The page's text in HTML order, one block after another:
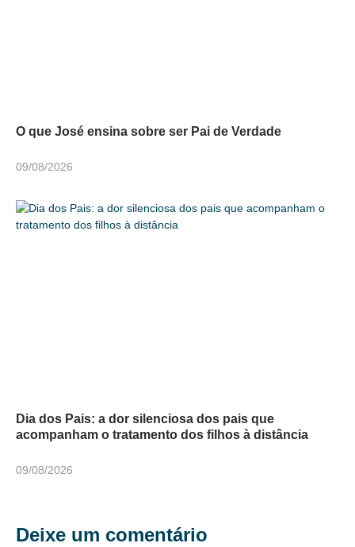
O que José ensina sobre ser Pai de Verdade
09/08/2026
Dia dos Pais: a dor silenciosa dos pais que
acompanham o tratamento dos filhos à distância
09/08/2026
Deixe um comentário